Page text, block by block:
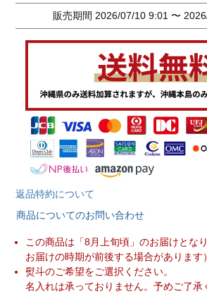
販売期間 2026/07/10 9:01 〜
返品特約について
商品についてのお問い合わせ
この商品は「8月上旬頃」のお届けとな
お届けの時期が前後する場合があります）
熨斗のご希望をご選択ください。
名入れは承っておりません。予めご了承